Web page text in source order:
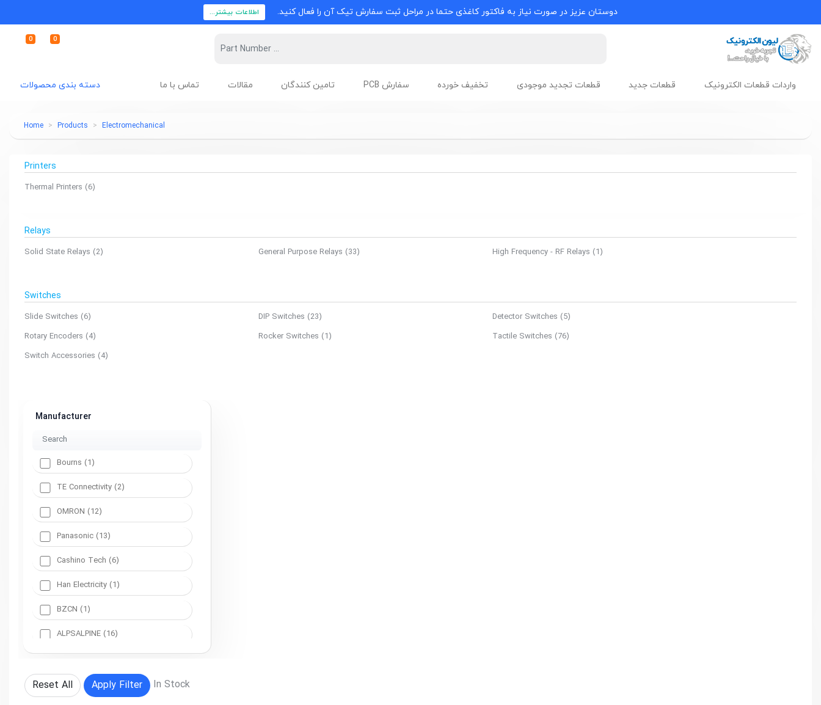
دوستان عزیز در صورت نیاز به فاکتور کاغذی حتما در مراحل ثبت سفارش تیک آن را فعال کنید. اطلاعات بیشتر...
0 0
دسته بندی محصولات واردات قطعات الکترونیک قطعات جدید قطعات تجدید موجودی تخفیف خورده سفارش PCB تامین کنندگان مقالات تماس با ما
Home Products Electromechanical
Printers
Thermal Printers (6)
Relays
High Frequency - RF Relays (1)
General Purpose Relays (33)
Solid State Relays (2)
Switches
Detector Switches (5)
DIP Switches (23)
Slide Switches (6)
Tactile Switches (76)
Rocker Switches (1)
Rotary Encoders (4)
Switch Accessories (4)
Manufacturer
Bourns (1)
TE Connectivity (2)
OMRON (12)
Panasonic (13)
Cashino Tech (6)
Han Electricity (1)
BZCN (1)
ALPSALPINE (16)
Korean Hroparts Elec (1)
Reset All Apply Filter In Stock